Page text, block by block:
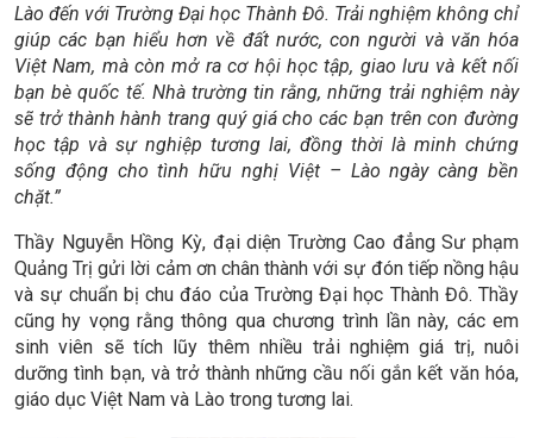
Lào đến với Trường Đại học Thành Đô. Trải nghiệm không chỉ
giúp các bạn hiểu hơn về đất nước, con người và văn hóa
Việt Nam, mà còn mở ra cơ hội học tập, giao lưu và kết nối
bạn bè quốc tế. Nhà trường tin rằng, những trải nghiệm này
sẽ trở thành hành trang quý giá cho các bạn trên con đường
học tập và sự nghiệp tương lai, đồng thời là minh chứng
sống động cho tình hữu nghị Việt – Lào ngày càng bền
chặt.”
Thầy Nguyễn Hồng Kỳ, đại diện Trường Cao đẳng Sư phạm
Quảng Trị gửi lời cảm ơn chân thành với sự đón tiếp nồng hậu
và sự chuẩn bị chu đáo của Trường Đại học Thành Đô. Thầy
cũng hy vọng rằng thông qua chương trình lần này, các em
sinh viên sẽ tích lũy thêm nhiều trải nghiệm giá trị, nuôi
dưỡng tình bạn, và trở thành những cầu nối gắn kết văn hóa,
giáo dục Việt Nam và Lào trong tương lai.